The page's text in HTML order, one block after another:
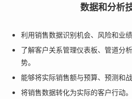
数据和分析
利用销售数据识别机会、风险和业绩
了解客户关系管理仪表板、管道分
势。
能够将实际销售额与预算、预测和
将销售数据转化为实际的客户行动。